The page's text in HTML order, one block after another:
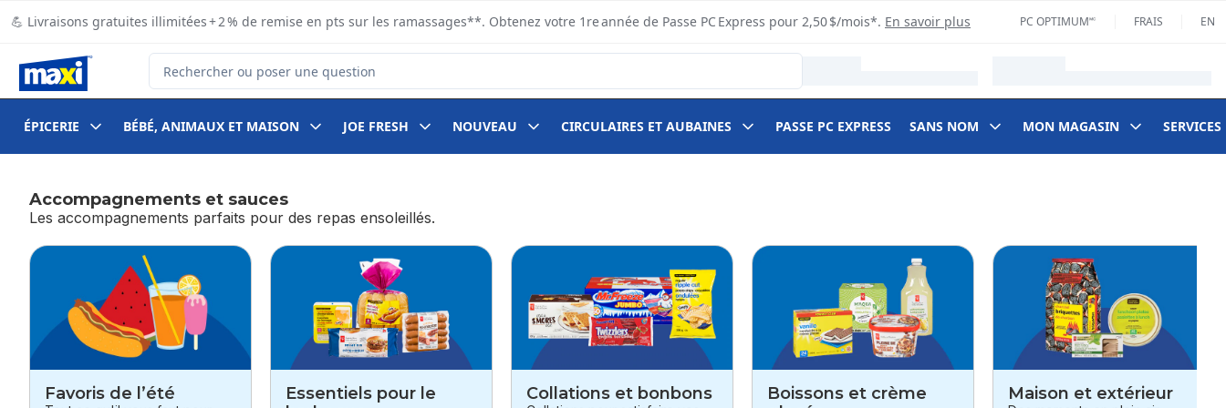
💪 Livraisons gratuites illimitées + 2 % de remise en pts sur les ramassages**. Obtenez votre 1re année de Passe PC Express pour 2,50 $/mois*. En savoir plus PC OPTIMUM🅪 FRAIS EN
Rechercher des produits
ÉPICERIE BÉBÉ, ANIMAUX ET MAISON JOE FRESH NOUVEAU CIRCULAIRES ET AUBAINES PASSE PC EXPRESS SANS NOM MON MAGASIN SERVICES
Accompagnements et sauces
Les accompagnements parfaits pour des repas ensoleillés.
sauter Accompagnements et sauces
Favoris de l’été
Essentiels pour le
Collations et bonbons
Boissons et crème
Maison et extérieur